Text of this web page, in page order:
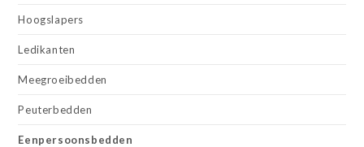
Hoogslapers
Ledikanten
Meegroeibedden
Peuterbedden
Eenpersoonsbedden